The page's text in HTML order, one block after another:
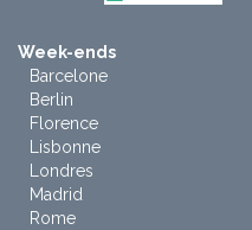
Week-ends
Barcelone
Berlin
Florence
Lisbonne
Londres
Madrid
Rome